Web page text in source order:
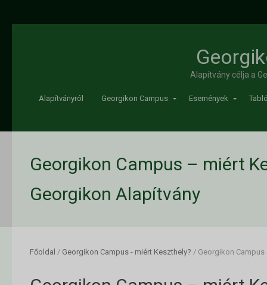
Alapítvány célja a
Alapítványról Georgikon Campus Események
Georgikon Campus – miért
Georgikon Alapítvány
Főoldal / Georgikon Campus - miért Keszthely? / Georgikon